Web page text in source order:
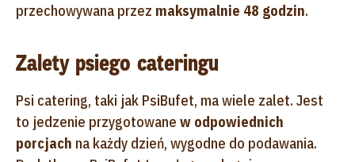
przechowywana przez maksymalnie 48 godzin.
Zalety psiego cateringu
Psi catering, taki jak PsiBufet, ma wiele zalet. Jest
to jedzenie przygotowane w odpowiednich
porcjach na każdy dzień, wygodne do podawania.